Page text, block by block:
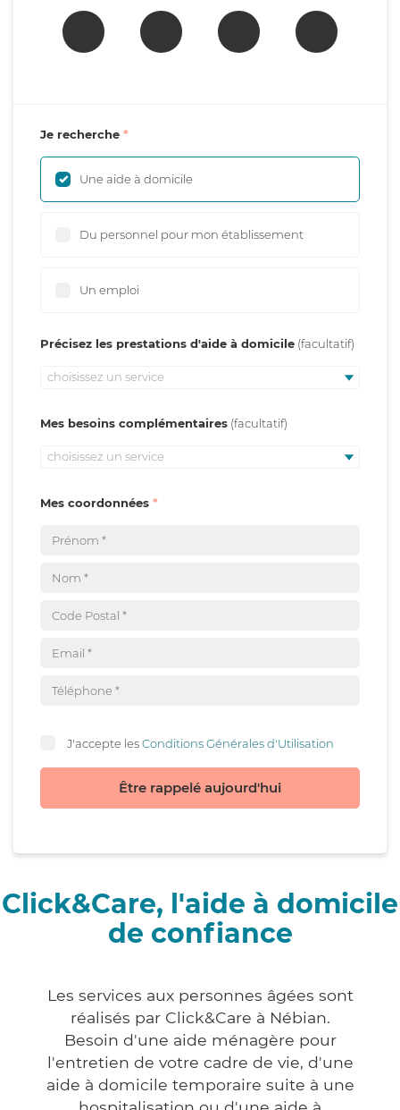
Je recherche
Une aide à domicile
Du personnel pour mon établissement
Un emploi
Précisez les prestations d'aide à domicile
choisissez un service
Mes besoins complémentaires
choisissez un service
Mes coordonnées
J'accepte lesConditions Générales d'Utilisation
Être rappelé aujourd'hui
Click&Care, l'aide à domicile
de confiance
Les services aux personnes âgées sont
réalisés par Click&Care à Nébian.
Besoin d'une aide ménagère pour
l'entretien de votre cadre de vie, d'une
aide à domicile temporaire suite à une